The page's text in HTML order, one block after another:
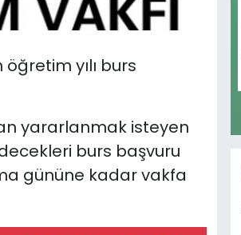
öğretim yılı burs
yararlanmak isteyen
burs başvuru
gününe kadar vakfa